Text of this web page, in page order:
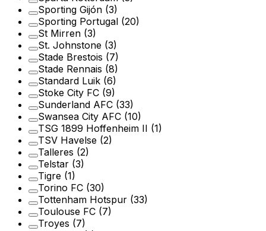
Sporting Gijón (3)
Sporting Portugal (20)
St Mirren (3)
St. Johnstone (3)
Stade Brestois (7)
Stade Rennais (8)
Standard Luik (6)
Stoke City FC (9)
Sunderland AFC (33)
Swansea City AFC (10)
TSG 1899 Hoffenheim II (1)
TSV Havelse (2)
Talleres (2)
Telstar (3)
Tigre (1)
Torino FC (30)
Tottenham Hotspur (33)
Toulouse FC (7)
Troyes (7)